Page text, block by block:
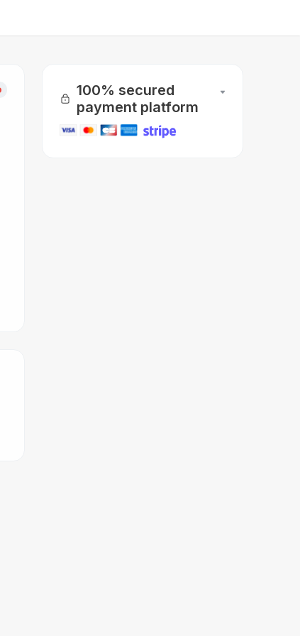
100% secured
payment platform